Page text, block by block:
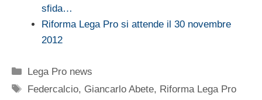
sfida…
Riforma Lega Pro si attende il 30 novembre
2012
Categorie
Lega Pro news
Tag
Federcalcio, Giancarlo Abete, Riforma Lega Pro